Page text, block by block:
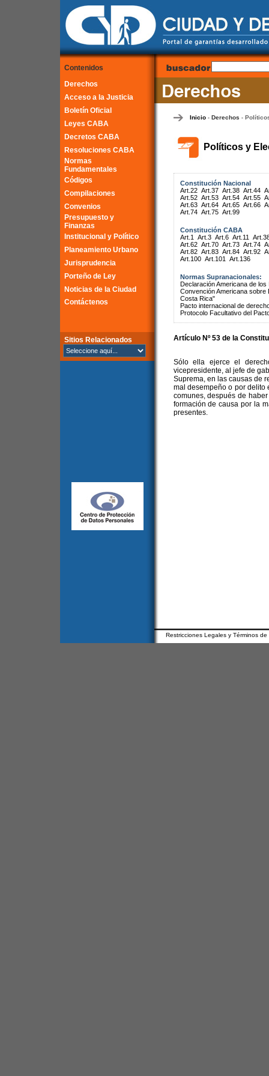
Contenidos
Derechos
Acceso a la Justicia
Boletín Oficial
Leyes CABA
Decretos CABA
Resoluciones CABA
Normas
Fundamentales
Códigos
Compilaciones
Convenios
Presupuesto y
Finanzas
Institucional y Político
Planeamiento Urbano
Jurisprudencia
Porteño de Ley
Noticias de la Ciudad
Contáctenos
Sitios Relacionados
Inicio- Derechos -
Políticos y
Constitución Nacional
Art.22 Art.37 Art.38 Art.44
Art.52 Art.53 Art.54 Art.55
Art.63 Art.64 Art.65 Art.66
Art.74 Art.75 Art.99
Constitución CABA
Art.1
Art.3 Art.6 Art.11
Art.62 Art.70 Art.73 Art.74
Art.82 Art.83 Art.84 Art.92
Art.100 Art.101 Art.136
Normas Supranacionales:
Declaración Americana de
Convención Americana
Costa Rica"
Pacto internacional de
Protocolo Facultativo del
Artículo Nº 53 de la
Sólo ella ejerce el
vicepresidente, al jefe de
Suprema, en las causas de
mal desempeño o por delito
comunes, después de
formación de causa por la
presentes.
Restricciones Legales y Términos de